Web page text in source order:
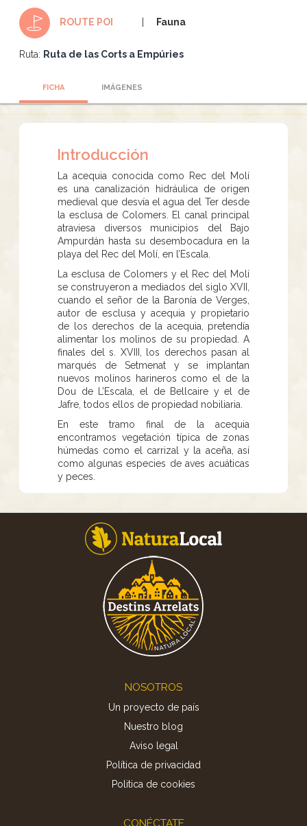
ROUTE POI Fauna
Ruta: Ruta de las Corts a Empúries
FICHA IMÁGENES
Introducción
La acequia conocida como Rec del Molí
es una canalización hidráulica de origen
medieval que desvía el agua del Ter desde
la esclusa de Colomers. El canal principal
atraviesa diversos municipios del Bajo
Ampurdán hasta su desembocadura en la
playa del Rec del Molí, en l’Escala.
La esclusa de Colomers y el Rec del Molí
se construyeron a mediados del siglo XVII,
cuando el señor de la Baronía de Verges,
autor de esclusa y acequia y propietario
de los derechos de la acequia, pretendía
alimentar los molinos de su propiedad. A
finales del s. XVIII, los derechos pasan al
marqués de Setmenat y se implantan
nuevos molinos harineros como el de la
Dou de L’Escala, el de Bellcaire y el de
Jafre, todos ellos de propiedad nobiliaria.
En este tramo final de la acequia
encontramos vegetación típica de zonas
húmedas como el carrizal y la aceña, así
como algunas especies de aves acuáticas
y peces.
NOSOTROS
Un proyecto de país
Nuestro blog
Aviso legal
Política de privacidad
Politica de cookies
CONÉCTATE